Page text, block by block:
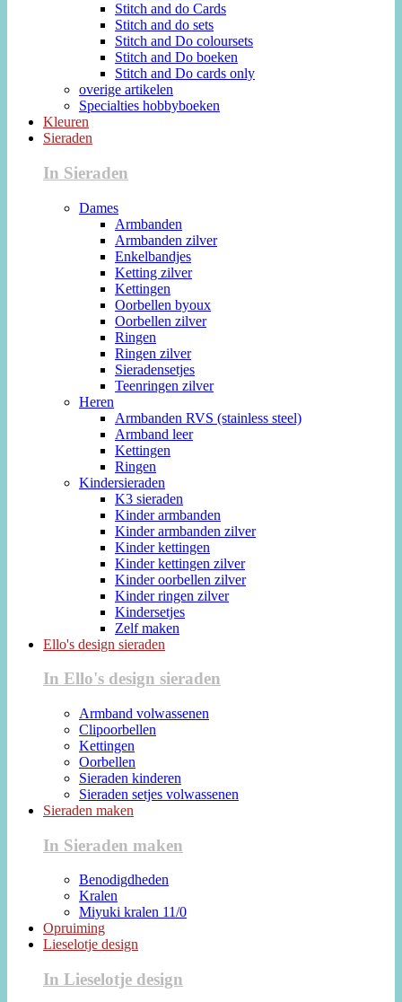
Stitch and do Cards
Stitch and do sets
Stitch and Do coloursets
Stitch and Do boeken
Stitch and Do cards only
overige artikelen
Specialties hobbyboeken
Kleuren
Sieraden
In Sieraden
Dames
Armbanden
Armbanden zilver
Enkelbandjes
Ketting zilver
Kettingen
Oorbellen byoux
Oorbellen zilver
Ringen
Ringen zilver
Sieradensetjes
Teenringen zilver
Heren
Armbanden RVS (stainless steel)
Armband leer
Kettingen
Ringen
Kindersieraden
K3 sieraden
Kinder armbanden
Kinder armbanden zilver
Kinder kettingen
Kinder kettingen zilver
Kinder oorbellen zilver
Kinder ringen zilver
Kindersetjes
Zelf maken
Ello's design sieraden
In Ello's design sieraden
Armband volwassenen
Clipoorbellen
Kettingen
Oorbellen
Sieraden kinderen
Sieraden setjes volwassenen
Sieraden maken
In Sieraden maken
Benodigdheden
Kralen
Miyuki kralen 11/0
Opruiming
Lieselotje design
In Lieselotje design